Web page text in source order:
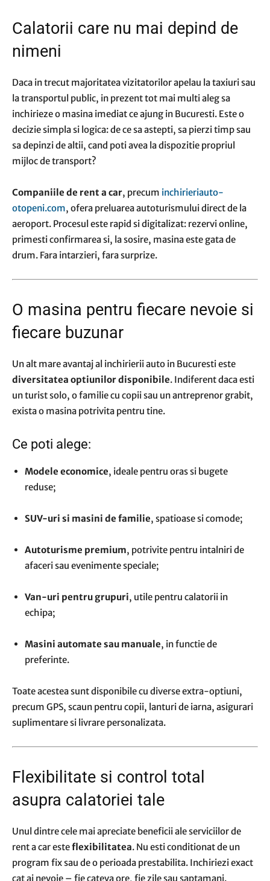
Calatorii care nu mai depind de
nimeni
Daca in trecut majoritatea vizitatorilor apelau la taxiuri sau
la transportul public, in prezent tot mai multi aleg sa
inchirieze o masina imediat ce ajung in Bucuresti. Este o
decizie simpla si logica: de ce sa astepti, sa pierzi timp sau
sa depinzi de altii, cand poti avea la dispozitie propriul
mijloc de transport?
Companiile de rent a car, precum inchirieriauto-
otopeni.com, ofera preluarea autoturismului direct de la
aeroport. Procesul este rapid si digitalizat: rezervi online,
primesti confirmarea si, la sosire, masina este gata de
drum. Fara intarzieri, fara surprize.
O masina pentru fiecare nevoie si
fiecare buzunar
Un alt mare avantaj al inchirierii auto in Bucuresti este
diversitatea optiunilor disponibile. Indiferent daca esti
un turist solo, o familie cu copii sau un antreprenor grabit,
exista o masina potrivita pentru tine.
Ce poti alege:
Modele economice, ideale pentru oras si bugete
reduse;
SUV-uri si masini de familie, spatioase si comode;
Autoturisme premium, potrivite pentru intalniri de
afaceri sau evenimente speciale;
Van-uri pentru grupuri, utile pentru calatorii in
echipa;
Masini automate sau manuale, in functie de
preferinte.
Toate acestea sunt disponibile cu diverse extra-optiuni,
precum GPS, scaun pentru copii, lanturi de iarna, asigurari
suplimentare si livrare personalizata.
Flexibilitate si control total
asupra calatoriei tale
Unul dintre cele mai apreciate beneficii ale serviciilor de
rent a car esteflexibilitatea. Nu esti conditionat de un
program fix sau de o perioada prestabilita. Inchiriezi exact
cat ai nevoie – fie cateva ore, fie zile sau saptamani.